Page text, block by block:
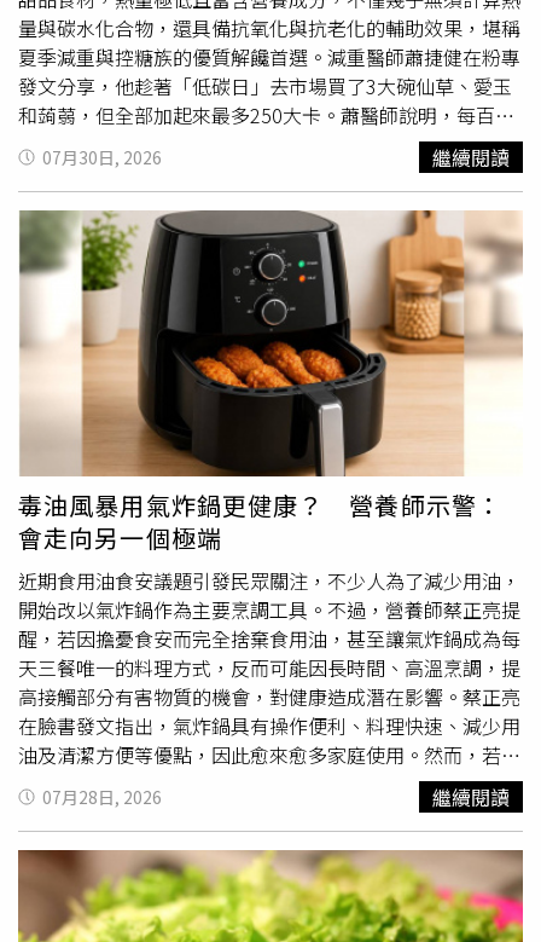
他也提醒，冷壓亞麻仁油與冷壓南瓜籽油則屬於另一類型。
這2種油含有較高比例的多元不飽和脂肪酸，其中亞麻仁油
約有60%為人體必需的次亞麻油酸，富含植物性Omega-3
脂肪酸，因此耐熱性較差，不建議高溫加熱，較適合作為涼
拌
、拌豆腐、生菜沙拉的用油，或是在熱湯、燙青菜完
成後再加入少量，不僅能提升香氣，也能避免高溫破壞營養
成分。針對準備開始使用冷壓油的消費者，蔡正亮也分享幾
項選購與保存原則。他表示，首先應依照自己的料理習慣選
擇適合的油品，若天天下廚，橄欖油與酪梨油通常使用率最
高；若經常食用涼拌菜、生菜，或希望增加植物性Omega-3
脂肪酸攝取，再考慮亞麻仁油或南瓜籽油。此外，他也提
醒，不必因為促銷優惠就1次囤積多瓶冷壓油，雖然價格偏
高，特價時確實具有吸引力，但油脂存放時間愈久，新鮮度
仍會逐漸下降，尤其人口較少的家庭，一瓶往往就足以使用
一段時間，沒有必要一次購買4、5瓶。在保存方面，蔡正亮
表示，多數冷壓油採用褐色玻璃瓶包裝，並非只是為了提升
質感，而是為了避免光線照射。由於光線與高溫都會加速油
脂氧化，因此建議將油品放置於陰涼、乾燥且避免陽光直射
的地方，也不要習慣放在瓦斯爐旁，每次使用後都應將瓶蓋
旋緊，以延長保存品質。最後，他建議，家中不必只固定使
用單一種類的冷壓油，平時可將橄欖油作為主要日常烹調用
油，再搭配少量亞麻仁油用於涼拌或直接補充，偶爾也可使
用酪梨油或南瓜籽油，讓脂肪酸來源更加多元，也更符合均
衡飲食的概念。
量與碳水化合物，還具備抗氧化與抗老化的輔助效果，堪稱
夏季減重與控糖族的優質解饞首選。減重醫師蕭捷健在粉專
發文分享，他趁著「低碳日」去市場買了3大碗仙草、愛玉
和蒟蒻，但全部加起來最多250大卡。蕭醫師說明，每百公
克的愛玉熱量僅約1至2大卡，仙草與蒟蒻每百公克也僅約5
至20大卡。在營養價值方面，蕭醫師說明，仙草含有多酚類
與黃酮類等植化素，具備良好的抗氧化活性；愛玉則富含
「低甲氧基果膠」這類水溶性膳食纖維，有助於減緩餐後糖
分吸收速度；蒟蒻所含的「葡甘露聚醣」具有極高吸水膨脹
特性，能佔據胃部空間增加飽足感、延緩胃排空，發酵後還
能產生有益腸道健康的短鏈脂肪酸。針對日常飲食搭配，蕭
醫師建議，執行低碳飲食時無須完全戒絕甜食，例如可將仙
草加入烏龍茶搭配天然羅漢果糖，或將愛玉、蒟蒻加入維他
命C氣泡飲與百香果籽，調製成無負擔的清爽飲品。若民眾
外食擔心澱粉過多或
纖維攝取不足，餐前先吃一碗愛玉
或蒟蒻，同樣能補充膳食纖維並減緩血糖上升速度。不過，
蕭醫師特別提醒，市售仙草凍或愛玉若長期浸泡於糖水中，
碳水化合物與熱量會大幅增加，失去原本低熱量的優勢。民
眾在選購時應主動詢問店家成分或仔細查看營養標示，優先
選擇無糖或低糖配方，才能在獲得飽足感與補充營養的同
時，兼顧健康與身材管理。
07月30日, 2026 繼續閱讀
毒油風暴用氣炸鍋更健康？ 營養師示警：
會走向另一個極端
近期食用油食安議題引發民眾關注，不少人為了減少用油，
開始改以氣炸鍋作為主要烹調工具。不過，營養師蔡正亮提
醒，若因擔憂食安而完全捨棄食用油，甚至讓氣炸鍋成為每
天三餐唯一的料理方式，反而可能因長時間、高溫烹調，提
高接觸部分有害物質的機會，對健康造成潛在影響。蔡正亮
在臉書發文指出，氣炸鍋具有操作便利、料理快速、減少用
油及清潔方便等優點，因此愈來愈多家庭使用。然而，若早
餐、中餐、晚餐都習慣利用氣炸鍋製作吐司、薯餅、肉類、
冷凍食品，甚至反覆加熱隔夜炸物，長期下來可能形成另一
項健康隱憂。他表示，許多人喜歡食物表面呈現金黃色甚至
微焦的口感與香氣，這主要來自「梅納反應（Maillard
reaction）」。當食物中的胺基酸與醣類在約攝氏140度以
上加熱時，便會產生褐變反應，使食物散發香氣並形成酥脆
07月28日, 2026 繼續閱讀